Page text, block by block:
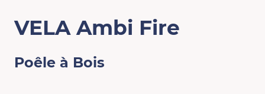
VELA Ambi Fire
Poêle à Bois